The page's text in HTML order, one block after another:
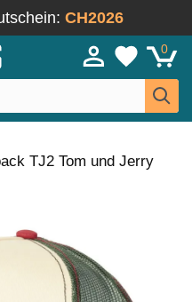
CH2026
0
TJ2 Tom und Jerry